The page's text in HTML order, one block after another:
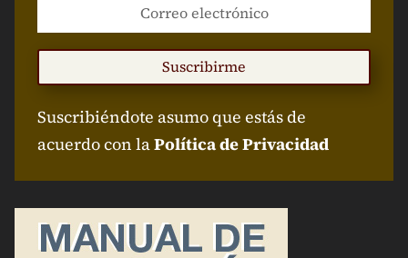
Suscribirme
Suscribiéndote asumo que estás de
acuerdo con laPolítica de Privacidad